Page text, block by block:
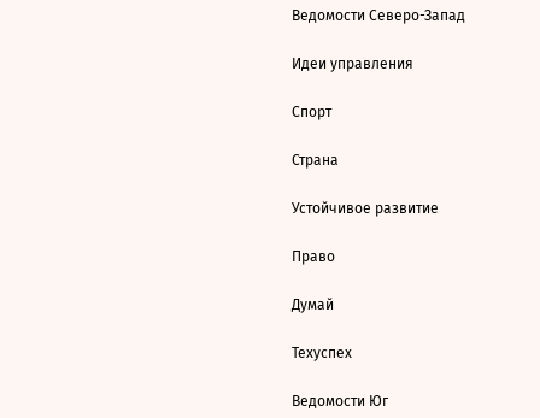
Ведомости Северо-Запад
Идеи управления
Спорт
Страна
Устойчивое развитие
Право
Думай
Техуспех
Ведомости Юг